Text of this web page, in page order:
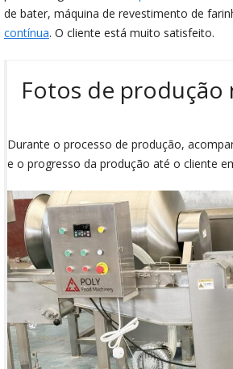
de bater, máquina de revestimento de
contínua. O cliente está muito satisfeito.
Fotos de produção
Durante o processo de produção,
e o progresso da produção até o cliente